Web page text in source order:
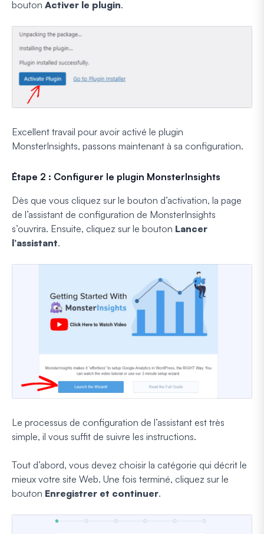
bouton Activer le plugin.
Excellent travail pour avoir activé le plugin
MonsterInsights, passons maintenant à sa configuration.
Étape 2 : Configurer le plugin MonsterInsights
Dès que vous cliquez sur le bouton d’activation, la page
de l’assistant de configuration de MonsterInsights
s’ouvrira. Ensuite, cliquez sur le bouton Lancer
l’assistant.
Le processus de configuration de l’assistant est très
simple, il vous suffit de suivre les instructions.
Tout d’abord, vous devez choisir la catégorie qui décrit le
mieux votre site Web. Une fois terminé, cliquez sur le
bouton Enregistrer et continuer.